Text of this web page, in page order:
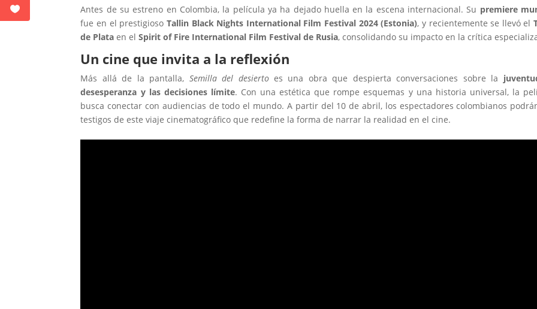
Antes de su estreno en Colombia, la película ya ha dejado huella en la escena internacional. Su premiere
fue en el prestigioso Tallin Black Nights International Film Festival 2024 (Estonia), y recientemente se llevó el
de Plata en elSpirit of Fire International Film Festival de Rusia, consolidando su impacto en la crítica
Un cine que invita a la reflexión
Más allá de la pantalla, Semilla del desiertoes una obra que despierta conversaciones sobre la
desesperanza y las decisiones límite. Con una estética que rompe esquemas y una historia universal, la
busca conectar con audiencias de todo el mundo. A partir del 10 de abril, los espectadores colombianos
testigos de este viaje cinematográfico que redefine la forma de narrar la realidad en el cine.